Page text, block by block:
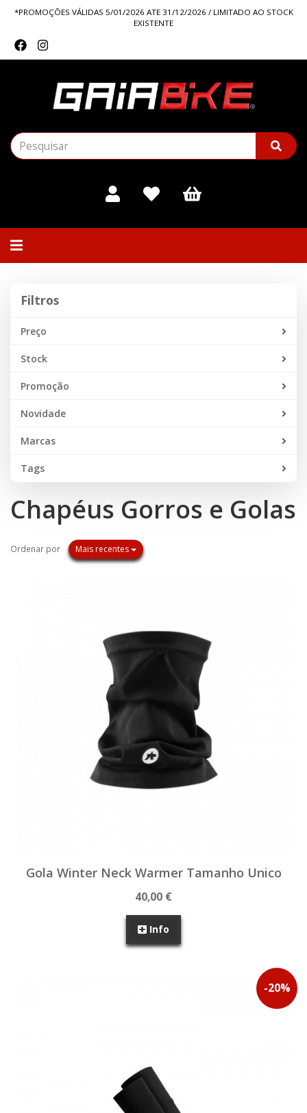
*PROMOÇÕES VÁLIDAS 5/01/2026 ATE 31/12/2026 / LIMITADO AO STOCK
EXISTENTE
Alternar
Filtros
Preço
Stock
Promoção
Novidade
Marcas
Tags
Chapéus Gorros e Golas
Ordenar por Mais recentes
Gola Winter Neck Warmer Tamanho Unico
40,00 €
Info
-20%